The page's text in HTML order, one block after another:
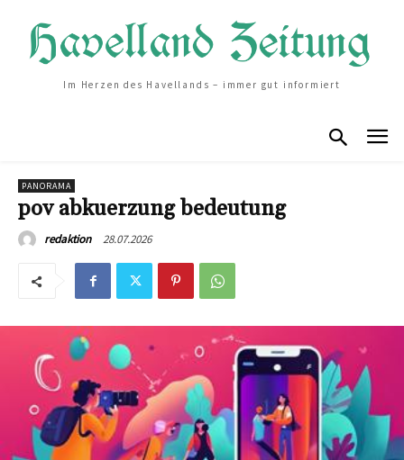
Im Herzen des Havellands – immer gut informiert
PANORAMA
pov abkuerzung bedeutung
redaktion 28.07.2026